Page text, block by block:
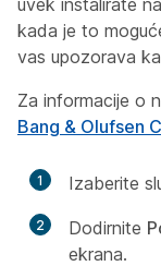
uvek instalirate
kada je to
vas upozorava
Za informacije o
Bang & Olufsen
1 Izaberite
2 Dodirnite
ekrana.